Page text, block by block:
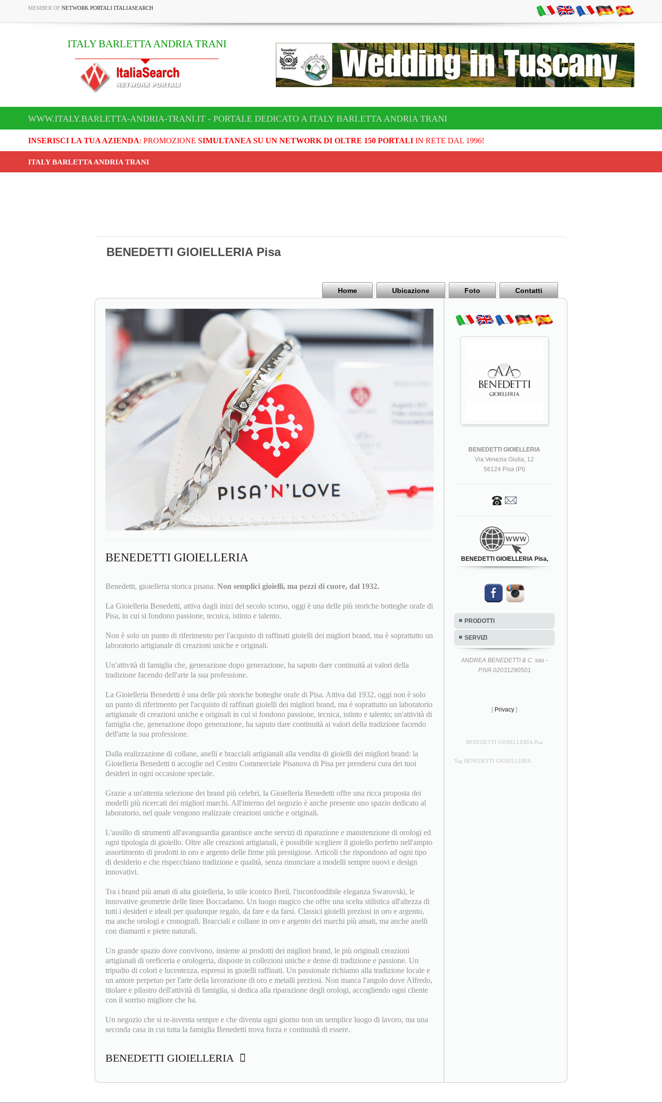
MEMBER OF NETWORK PORTALI ITALIASEARCH
ITALY BARLETTA ANDRIA TRANI
WWW.ITALY.BARLETTA-ANDRIA-TRANI.IT - PORTALE DEDICATO A ITALY BARLETTA ANDRIA TRANI
INSERISCI LA TUA AZIENDA: PROMOZIONE SIMULTANEA SU UN NETWORK DI OLTRE 150 PORTALIIN RETE DAL 1996!
ITALY BARLETTA ANDRIA TRANI
BENEDETTI GIOIELLERIA Pisa
Home Ubicazione Foto Contatti
BENEDETTI GIOIELLERIA
Benedetti, gioielleria storica pisana. Non semplici gioielli, ma pezzi di cuore, dal 1932.
La Gioielleria Benedetti, attiva dagli inizi del secolo scorso, oggi è una delle più storiche botteghe orafe di
Pisa, in cui si fondono passione, tecnica, istinto e talento.
Non è solo un punto di riferimento per l'acquisto di raffinati gioielli dei migliori brand, ma è soprattutto un
laboratorio artigianale di creazioni uniche e originali.
Un'attività di famiglia che, generazione dopo generazione, ha saputo dare continuità ai valori della
tradizione facendo dell'arte la sua professione.
La Gioielleria Benedetti è una delle più storiche botteghe orafe di Pisa. Attiva dal 1932, oggi non è solo
un punto di riferimento per l'acquisto di raffinati gioielli dei migliori brand, ma è soprattutto un laboratorio
artigianale di creazioni uniche e originali in cui si fondono passione, tecnica, istinto e talento; un'attività di
famiglia che, generazione dopo generazione, ha saputo dare continuità ai valori della tradizione facendo
dell'arte la sua professione.
Dalla realizzazione di collane, anelli e bracciali artigianali alla vendita di gioielli dei migliori brand: la
Gioielleria Benedetti ti accoglie nel Centro Commerciale Pisanova di Pisa per prendersi cura dei tuoi
desideri in ogni occasione speciale.
Grazie a un'attenta selezione dei brand più celebri, la Gioielleria Benedetti offre una ricca proposta dei
modelli più ricercati dei migliori marchi. All'interno del negozio è anche presente uno spazio dedicato al
laboratorio, nel quale vengono realizzate creazioni uniche e originali.
L'ausilio di strumenti all'avanguardia garantisce anche servizi di riparazione e manutenzione di orologi ed
ogni tipologia di gioiello. Oltre alle creazioni artigianali, è possibile scegliere il gioiello perfetto nell'ampio
assortimento di prodotti in oro e argento delle firme più prestigiose. Articoli che rispondono ad ogni tipo
di desiderio e che rispecchiano tradizione e qualità, senza rinunciare a modelli sempre nuovi e design
innovativi.
Tra i brand più amati di alta gioielleria, lo stile iconico Breil, l'inconfondibile eleganza Swarovski, le
innovative geometrie delle linee Boccadamo. Un luogo magico che offre una scelta stilistica all'altezza di
tutti i desideri e ideali per qualunque regalo, da fare e da farsi. Classici gioielli preziosi in oro e argento,
ma anche orologi e cronografi. Bracciali e collane in oro e argento dei marchi più amati, ma anche anelli
con diamanti e pietre naturali.
Un grande spazio dove convivono, insieme ai prodotti dei migliori brand, le più originali creazioni
artigianali di oreficeria e orologeria, disposte in collezioni uniche e dense di tradizione e passione. Un
tripudio di colori e lucentezza, espressi in gioielli raffinati. Un passionale richiamo alla tradizione locale e
un amore perpetuo per l'arte della lavorazione di oro e metalli preziosi. Non manca l'angolo dove Alfredo,
titolare e pilastro dell'attività di famiglia, si dedica alla riparazione degli orologi, accogliendo ogni cliente
con il sorriso migliore che ha.
Un negozio che si re-inventa sempre e che diventa ogni giorno non un semplice luogo di lavoro, ma una
seconda casa in cui tutta la famiglia Benedetti trova forza e continuità di essere.
BENEDETTI GIOIELLERIA
BENEDETTI GIOIELLERIA
Via Venezia Giulia, 12
56124 Pisa (PI)
BENEDETTI GIOIELLERIA Pisa,
PRODOTTI
SERVIZI
ANDREA BENEDETTI & C. sas -
P.IVA 02031290501
[ Privacy ]
BENEDETTI GIOIELLERIA Pisa
Tag BENEDETTI GIOIELLERIA